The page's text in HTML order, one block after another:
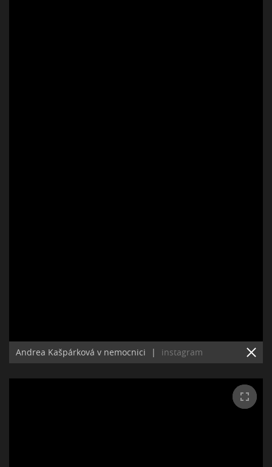
Andrea Kašpárková v nemocnici | instagram